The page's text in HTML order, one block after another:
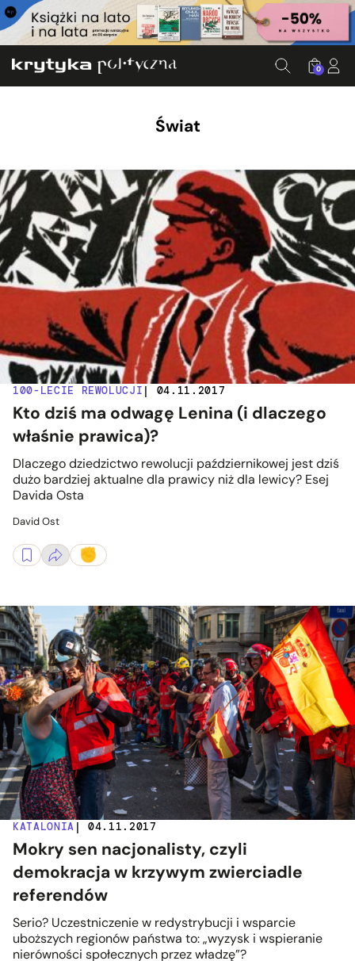
0
Świat
100-LECIE REWOLUCJI | 04.11.2017
Kto dziś ma odwagę Lenina (i dlaczego
właśnie prawica)?
Dlaczego dziedzictwo rewolucji październikowej jest dziś
dużo bardziej aktualne dla prawicy niż dla lewicy? Esej
Davida Osta
David Ost
KATALONIA | 04.11.2017
Mokry sen nacjonalisty, czyli
demokracja w krzywym zwierciadle
referendów
Serio? Uczestniczenie w redystrybucji i wsparcie
uboższych regionów państwa to: „wyzysk i wspieranie
nierówności społecznych przez władzę”?